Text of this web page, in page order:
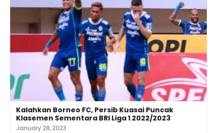
Kalahkan Borneo FC, Persib Kuasai Puncak
Klasemen Sementara BRI Liga 1 2022/2023
January 28, 2023